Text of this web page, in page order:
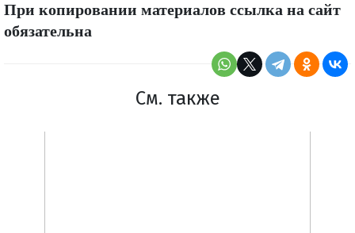
При копировании материалов ссылка на сайт
обязательна
См. также